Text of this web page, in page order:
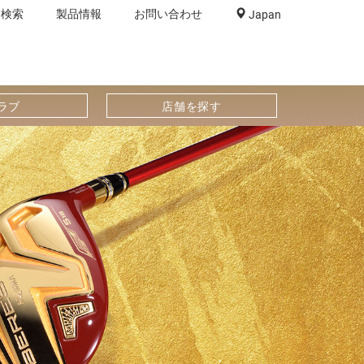
索 製品情報 お問い合わせ Japan
ブ 店舗を探す